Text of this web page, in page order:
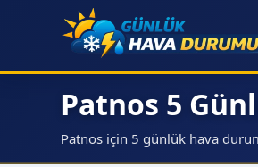
Patnos 5
Patnos için 5 günlük hava